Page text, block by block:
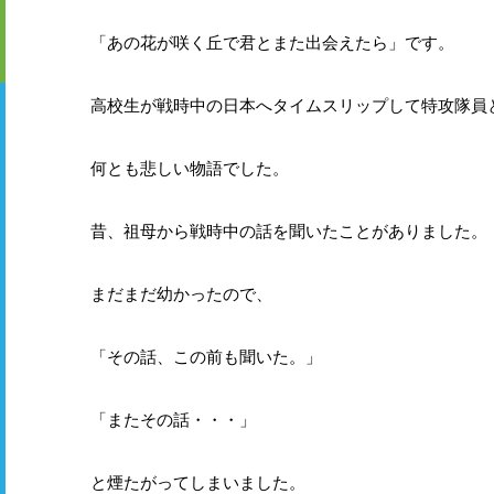
「あの花が咲く丘で君とまた出会えたら」です。
高校生が戦時中の日本へタイムスリップして特攻隊員
何とも悲しい物語でした。
昔、祖母から戦時中の話を聞いたことがありました。
まだまだ幼かったので、
「その話、この前も聞いた。」
「またその話・・・」
と煙たがってしまいました。